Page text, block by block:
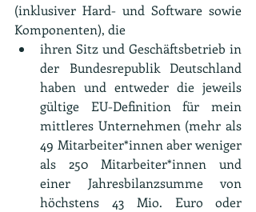
(inklusiver Hard- und Software sowie
Komponenten), die
ihren Sitz und Geschäftsbetrieb in
der Bundesrepublik Deutschland
haben und entweder die jeweils
gültige EU-Definition für mein
mittleres Unternehmen (mehr als
49 Mitarbeiter*innen aber weniger
als 250 Mitarbeiter*innen und
einer Jahresbilanzsumme von
höchstens 43 Mio. Euro oder